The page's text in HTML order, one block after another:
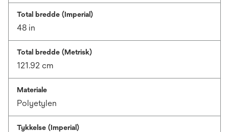
Total bredde (Imperial)
48 in
Total bredde (Metrisk)
121.92 cm
Materiale
Polyetylen
Tykkelse (Imperial)